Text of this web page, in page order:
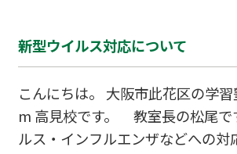
色々考えてみるので、 皆も考え
b…ちましょう。 各々の考え・持ち
をしましょう。 健康第一で、勉強
う。 大丈夫です。 夜は必ず明け
一緒にがんばってみたい、成績を
なところかお知りになられたい人
新型ウイルス対応について
こんにちは。 大阪市此花区の学
m 高見校です。 教室長の松尾で
ルス・インフルエンザなどへの対